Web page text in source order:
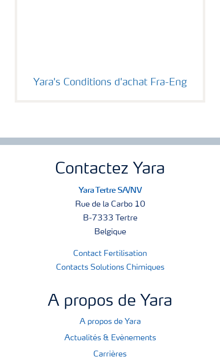
Yara's Conditions d'achat Fra-Eng
Contactez Yara
Yara Tertre SA/NV
Rue de la Carbo 10
B-7333 Tertre
Belgique
Contact Fertilisation
Contacts Solutions Chimiques
A propos de Yara
A propos de Yara
Actualités & Evènements
Carrières